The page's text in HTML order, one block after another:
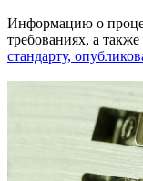
Информацию о
требованиях, а
стандарту,